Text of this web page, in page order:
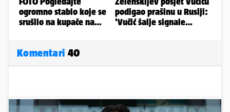
Komentari 40